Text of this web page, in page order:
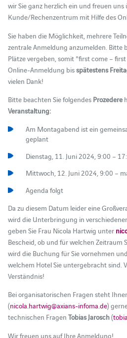
wir Sie ganz herzlich ein und freuen
Kunde/Rechenzentrum mit Hilfe des
Sie haben die Möglichkeit, mehrere
zentrale Anmeldung anzumelden. Bitte
Plätze vergeben, somit "first come –
Online-Anmeldung bisspätestens
vielen Dank!
Bitte beachten Sie folgendes Prozedere
Veranstaltung:
Am Montagabend ist ein
geplant
Dienstag, 11. Juni 2024, 9:00 –
Mittwoch, 12. Juni 2024, 9:00 –
Agenda folgt
Da zu diesem Datum leider eine
wird die Unterbringung in
geben Sie Frau Nicola Hartwig unter
Bescheid, ob und für welchen Zeitraum
wird die Buchung für Sie vornehmen
welchem Hotel Sie untergebracht sind.
Verständnis!
Bei organisatorischen Fragen steht
(nicola.hartwig@axians-infoma.de)
technischen Fragen Tobias Jarosch(
Wir freuen uns auf Ihre Anmeldung!